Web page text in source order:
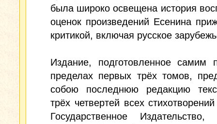
была широко освещена история
оценок произведений Есенина
критикой, включая русское
Издание, подготовленное самим
пределах первых трёх томов,
собою последнюю редакцию
трёх четвертей всех
Государственное Издательство,